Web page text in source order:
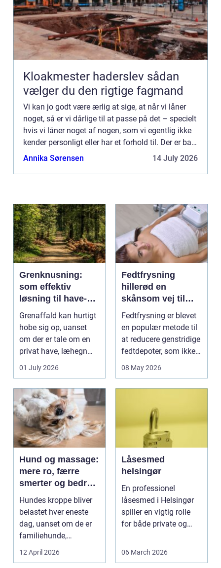
Kloakmester haderslev sådan
vælger du den rigtige fagmand
Vi kan jo godt være ærlig at sige, at når vi låner
noget, så er vi dårlige til at passe på det – specielt
hvis vi låner noget af nogen, som vi egentlig ikke
kender personligt eller har et forhold til. Der er bare
noget ved, at man godt ved, at ...
Annika Sørensen 14 July 2026
Grenknusning:
som effektiv
løsning til have-
og skovaffald
Grenaffald kan hurtigt
hobe sig op, uanset
om der er tale om en
privat have, læhegn
langs mark...
01 July 2026
Fedtfrysning
hillerød en
skånsom vej til
reduktion af lokale
fedtdepoter
Fedtfrysning er blevet
en populær metode til
at reducere genstridige
fedtdepoter, som ikke
08 May 2026
Hund og massage:
mere ro, færre
smerter og bedre
bevægelse
Hundes kroppe bliver
belastet hver eneste
dag, uanset om de er
familiehunde,
jagthunde,
konkurrenceh...
12 April 2026
Låsesmed
helsingør
En professionel
låsesmed i Helsingør
spiller en vigtig rolle
for både private og
06 March 2026